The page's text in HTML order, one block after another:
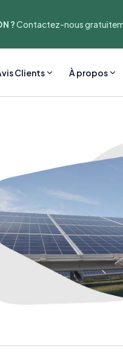
?Contactez-nous
Clients À propos